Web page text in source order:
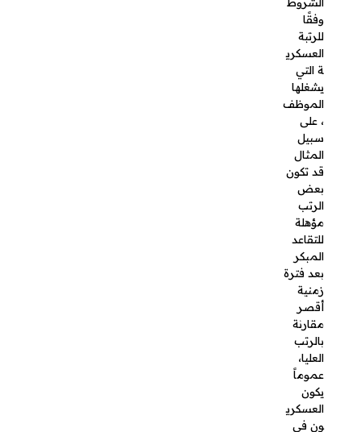
بعض
الرتب
مؤهلة
للتقاعد
المبكر بعد
فترة
زمنية
أقصر
مقارنة
بالرتب
العليا،
عموماً
يكون
العسكريو
ن في
الرتب
العليا (مثل
الضباط)
أكثر
عرضة
للتقاعد
المبكر بعد